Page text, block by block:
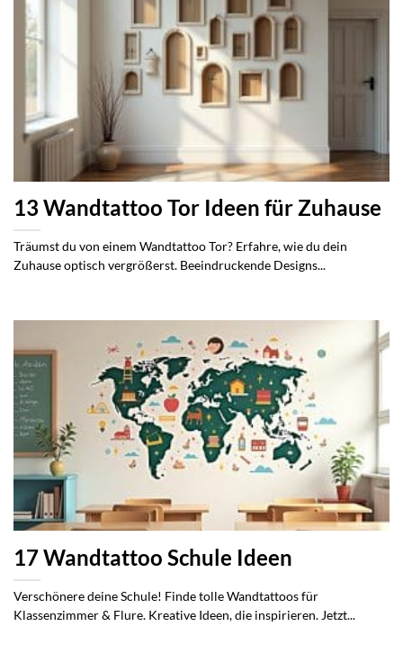
13 Wandtattoo Tor Ideen für Zuhause
Träumst du von einem Wandtattoo Tor? Erfahre, wie du dein
Zuhause optisch vergrößerst. Beeindruckende Designs...
17 Wandtattoo Schule Ideen
Verschönere deine Schule! Finde tolle Wandtattoos für
Klassenzimmer & Flure. Kreative Ideen, die inspirieren. Jetzt...